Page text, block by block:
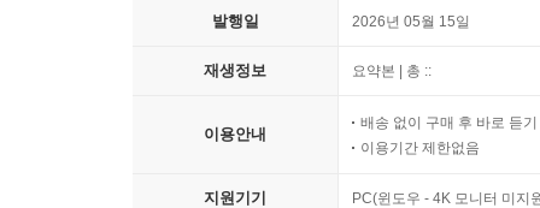
발행일 2026년 05월 15일
재생정보 요약본 | 총 ::
이용안내
배송 없이 구매 후 바로 듣기
이용기간 제한없음
지원기기 PC(윈도우 - 4K 모니터 미지